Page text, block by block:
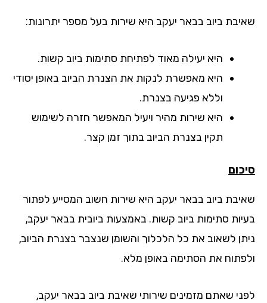
ביוב בבאר יעקב היא שירות בעל מספר יתרונות:
היא יעילה מאוד לפתיחת סתימות ביוב קשות.
היא מאפשרת לנקות את הצנרת הביוב באופן יסודי
וללא פגיעה בצנרת.
היא שירות מהיר ויעיל המאפשר חזרה לשימוש
תקין בצנרת הביוב בתוך זמן קצר.
ביוב בבאר יעקב היא שירות חשוב המסייע לפתור
סתימות ביוב קשות. באמצעות ביובית בבאר יעקב,
לשאוב את כל הלכלוך והשומן שנצבר בצנרת הביוב,
את הסתימה באופן מלא.
שאתם מזמינים שירותי שאיבת ביוב בבאר יעקב,